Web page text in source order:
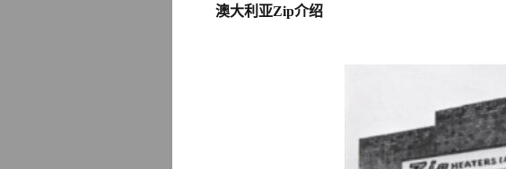
澳大利亚Zip介绍